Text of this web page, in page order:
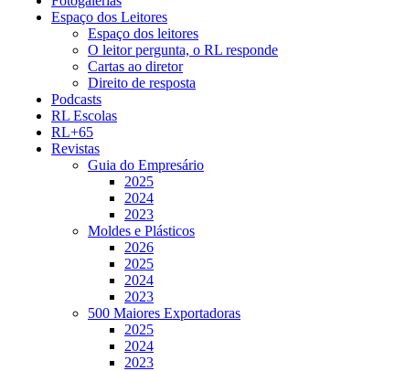
Espaço dos Leitores
Espaço dos leitores
O leitor pergunta, o RL responde
Cartas ao diretor
Direito de resposta
Podcasts
RL Escolas
RL+65
Revistas
Guia do Empresário
2025
2024
2023
Moldes e Plásticos
2026
2025
2024
2023
500 Maiores Exportadoras
2025
2024
2023